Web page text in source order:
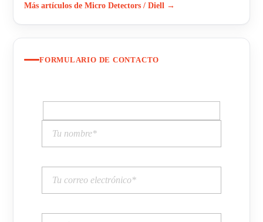
Más artículos de Micro Detectors / Diell →
FORMULARIO DE CONTACTO